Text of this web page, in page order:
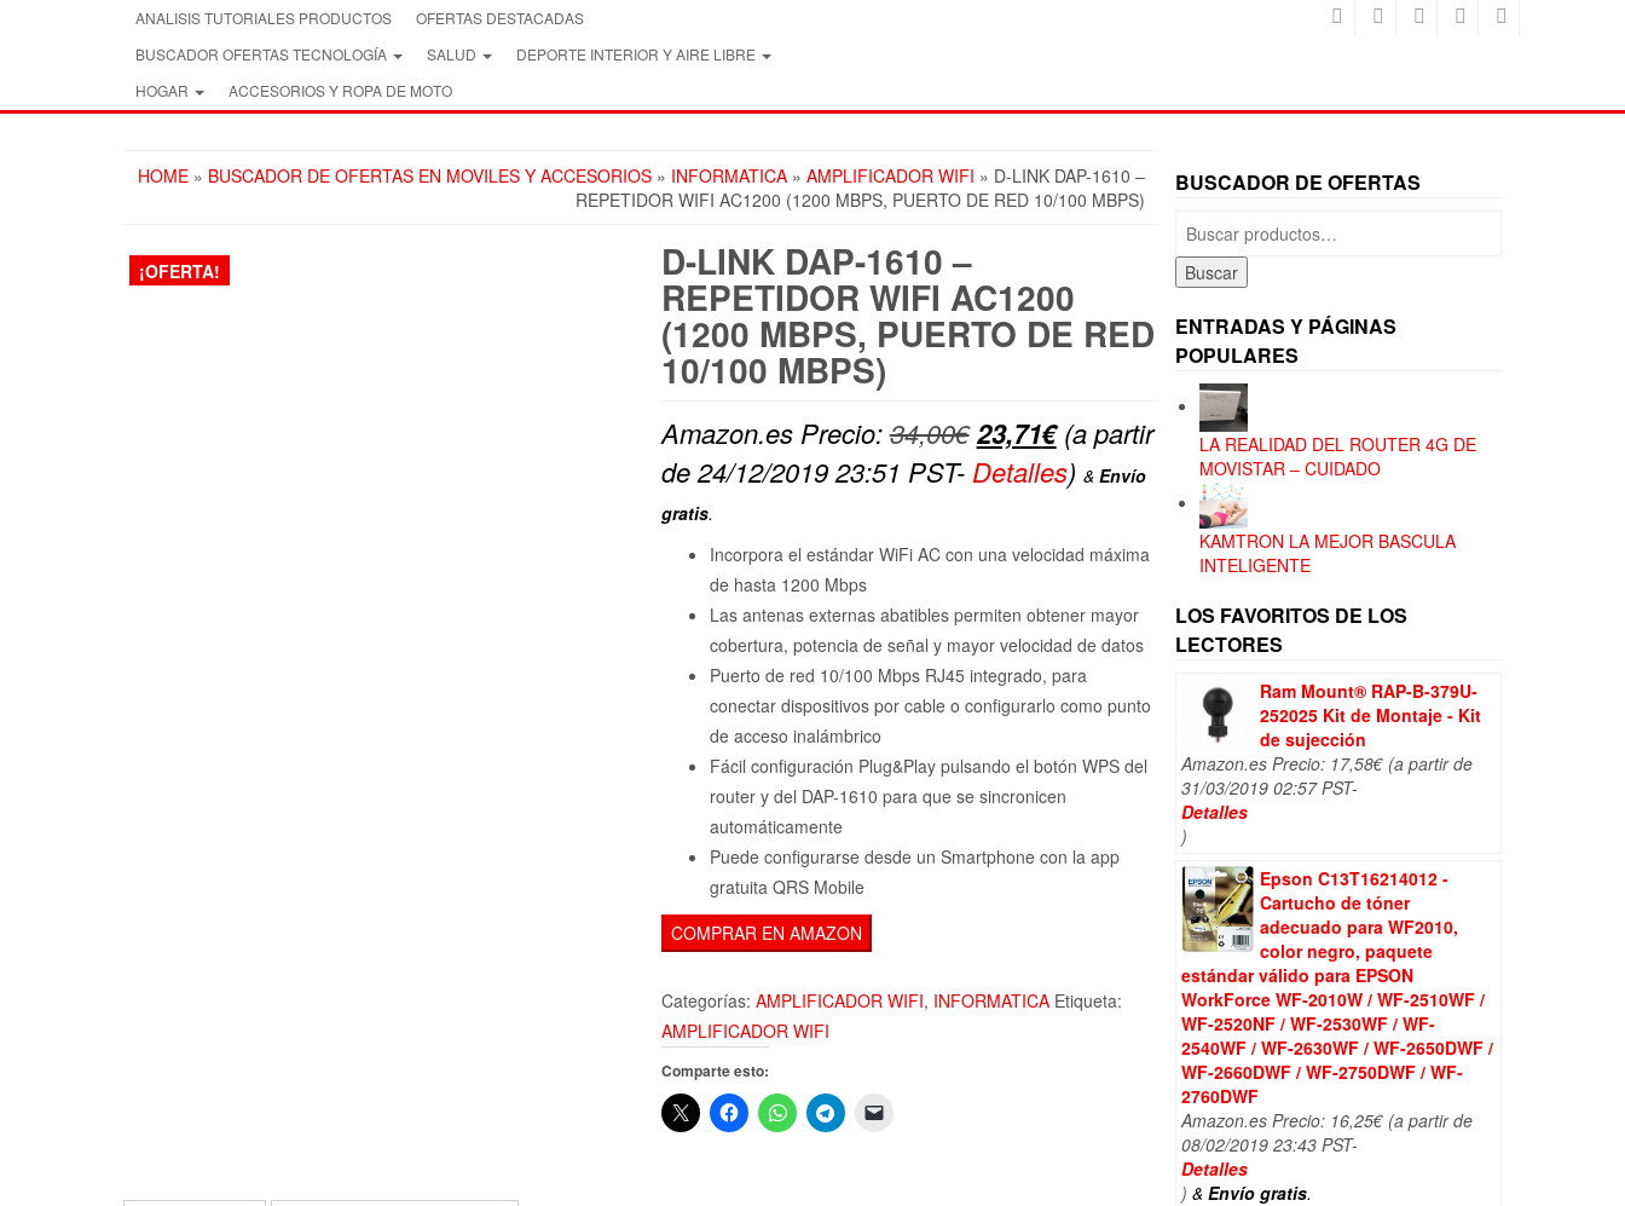
ANALISIS TUTORIALES PRODUCTOS
OFERTAS DESTACADAS
BUSCADOR OFERTAS TECNOLOGÍA
SALUD
DEPORTE INTERIOR Y AIRE LIBRE
HOGAR
ACCESORIOS Y ROPA DE MOTO
HOME » BUSCADOR DE OFERTAS EN MOVILES Y ACCESORIOS » INFORMATICA » AMPLIFICADOR WIFI » D-LINK DAP-1610 –
REPETIDOR WIFI AC1200 (1200 MBPS, PUERTO DE RED 10/100 MBPS)
¡OFERTA! D-LINK DAP-1610 –
REPETIDOR WIFI AC1200
(1200 MBPS, PUERTO DE RED
10/100 MBPS)
Amazon.es Precio:34,00€ El
precio
era:
23,71€El
precio
es:
(a partir
de 24/12/2019 23:51 PST- Detalles) & Envío
gratis.
Incorpora el estándar WiFi AC con una velocidad máxima
de hasta 1200 Mbps
Las antenas externas abatibles permiten obtener mayor
cobertura, potencia de señal y mayor velocidad de datos
Puerto de red 10/100 Mbps RJ45 integrado, para
conectar dispositivos por cable o configurarlo como punto
de acceso inalámbrico
Fácil configuración Plug&Play pulsando el botón WPS del
router y del DAP-1610 para que se sincronicen
automáticamente
Puede configurarse desde un Smartphone con la app
gratuita QRS Mobile
COMPRAR EN AMAZON
Categorías: AMPLIFICADOR WIFI, INFORMATICA Etiqueta:
AMPLIFICADOR WIFI
Comparte esto:
BUSCADOR DE OFERTAS
Buscar
por:
Buscar
ENTRADAS Y PÁGINAS
POPULARES
LA REALIDAD DEL ROUTER 4G DE
MOVISTAR – CUIDADO
KAMTRON LA MEJOR BASCULA
INTELIGENTE
LOS FAVORITOS DE LOS
LECTORES
Ram Mount® RAP-B-379U-
252025 Kit de Montaje - Kit
de sujección
Amazon.es Precio: 17,58€ (a partir de
31/03/2019 02:57 PST-
Detalles
)
Epson C13T16214012 -
Cartucho de tóner
adecuado para WF2010,
color negro, paquete
estándar válido para EPSON
WorkForce WF-2010W / WF-2510WF /
WF-2520NF / WF-2530WF / WF-
2540WF / WF-2630WF / WF-2650DWF /
WF-2660DWF / WF-2750DWF / WF-
2760DWF
Amazon.es Precio: 16,25€ (a partir de
08/02/2019 23:43 PST-
Detalles
) & Envío gratis.